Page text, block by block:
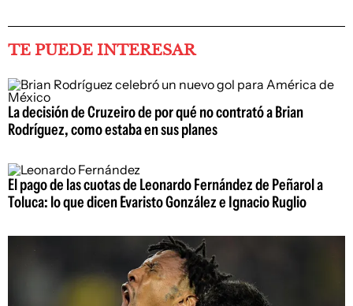
TE PUEDE INTERESAR
La decisión de Cruzeiro de por qué no contrató a Brian
Rodríguez, como estaba en sus planes
El pago de las cuotas de Leonardo Fernández de Peñarol a
Toluca: lo que dicen Evaristo González e Ignacio Ruglio